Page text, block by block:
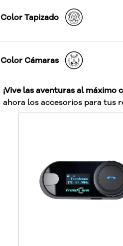
Color Tapizado
Color Cámaras
¡Vive las aventuras al máximo
ahora los accesorios para tus